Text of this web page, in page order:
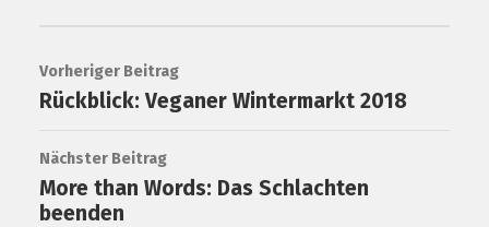
Vorheriger Beitrag
Rückblick: Veganer Wintermarkt 2018
Nächster Beitrag
More than Words: Das Schlachten
beenden